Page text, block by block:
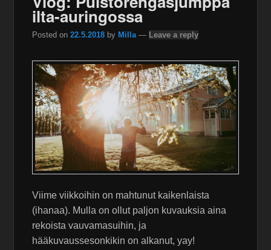
ilta-auringossa
Posted on22.5.2018 by Milla — Leave a reply
Viime viikkoihin on mahtunut kaikenlaista
(ihanaa). Mulla on ollut paljon kuvauksia aina
rekoista vauvamasuihin, ja
hääkuvaussesonkikin on alkanut, yay!